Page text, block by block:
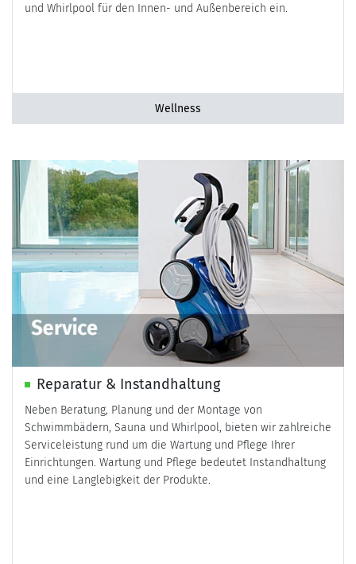
und Whirlpool für den Innen- und Außenbereich ein.
Wellness
Reparatur & Instandhaltung
Neben Beratung, Planung und der Montage von
Schwimmbädern, Sauna und Whirlpool, bieten wir zahlreiche
Serviceleistung rund um die Wartung und Pflege Ihrer
Einrichtungen. Wartung und Pflege bedeutet Instandhaltung
und eine Langlebigkeit der Produkte.